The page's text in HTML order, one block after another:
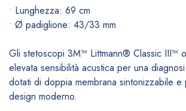
• Lunghezza: 69 cm
• Ø padiglione: 43/33 mm
Gli stetoscopi 3M™ Littmann® Classic III™
elevata sensibilità acustica per una
dotati di doppia membrana sintonizzabile e
design moderno.